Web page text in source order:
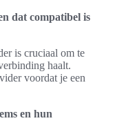
dat compatibel is
is cruciaal om te
haalt.
voordat je een
en hun